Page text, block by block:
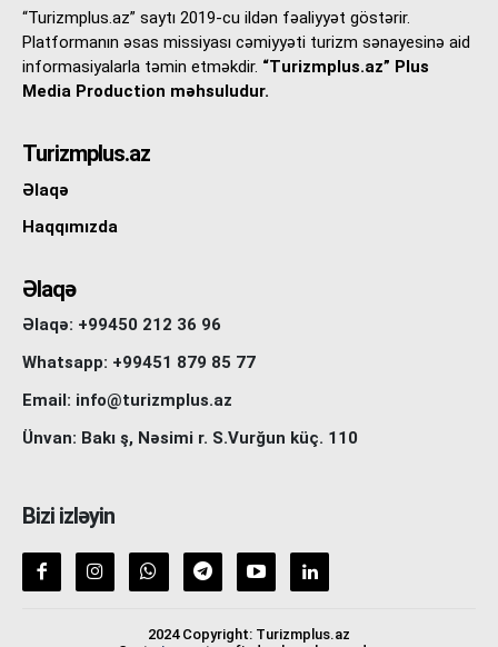
“Turizmplus.az” saytı 2019-cu ildən fəaliyyət göstərir.
Platformanın əsas missiyası cəmiyyəti turizm sənayesinə aid
informasiyalarla təmin etməkdir. “Turizmplus.az” Plus
Media Production məhsuludur.
Turizmplus.az
Əlaqə
Haqqımızda
Əlaqə
Əlaqə: +99450 212 36 96
Whatsapp: +99451 879 85 77
Email: info@turizmplus.az
Ünvan: Bakı ş, Nəsimi r. S.Vurğun küç. 110
Bizi izləyin
2024 Copyright: Turizmplus.az